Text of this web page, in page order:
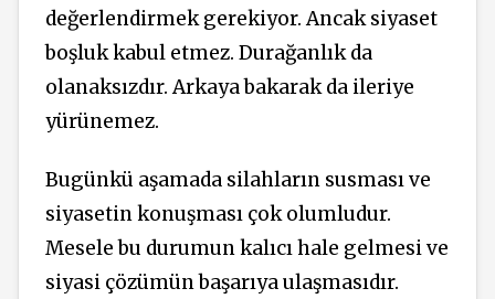
değerlendirmek gerekiyor. Ancak siyaset
boşluk kabul etmez. Durağanlık da
olanaksızdır. Arkaya bakarak da ileriye
yürünemez.
Bugünkü aşamada silahların susması ve
siyasetin konuşması çok olumludur.
Mesele bu durumun kalıcı hale gelmesi ve
siyasi çözümün başarıya ulaşmasıdır.